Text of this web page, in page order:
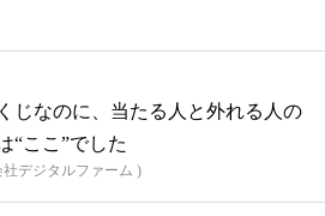
じなのに、当たる人と外れる人の
“ここ”でした
社デジタルファーム )